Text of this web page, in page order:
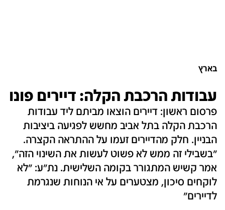
בארץ
עבודות הרכבת הקלה: דיירים פונו
פרסום ראשון: דיירים הוצאו מביתם ליד עבודות
הרכבת הקלה בתל אביב מחשש לפגיעה ביציבות
הבניין. חלק מהדיירים זעמו על ההתראה הקצרה.
"בשבילי זה ממש לא פשוט לעשות את השינוי הזה",
אמר קשיש המתגורר בקומה השלישית. נת"ע: "לא
לוקחים סיכון, מצטערים על אי הנוחות שנגרמת
לדיירים"